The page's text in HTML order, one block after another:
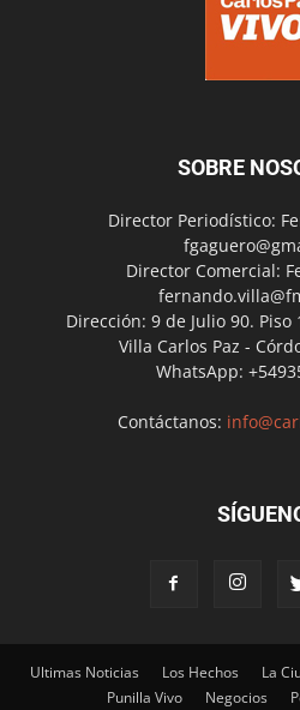
SOBRE
Director Periodístico:
Director Comercial:
Dirección: 9 de Julio 90. Piso
Villa Carlos Paz -
WhatsApp:
Contáctanos:
Ultimas Noticias Los Hechos La
Punilla Vivo
Negocios